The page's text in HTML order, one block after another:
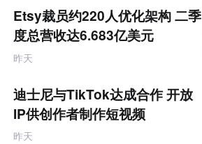
Etsy裁员约220人优化架构 二季
度总营收达6.683亿美元
昨天
迪士尼与TikTok达成合作 开放
IP供创作者制作短视频
昨天